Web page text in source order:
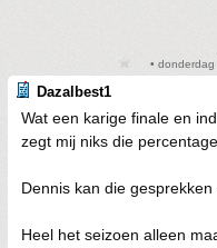
•
Dazalbest1
Wat een karige finale en
zegt mij niks die
Dennis kan die gesprekken
Heel het seizoen alleen